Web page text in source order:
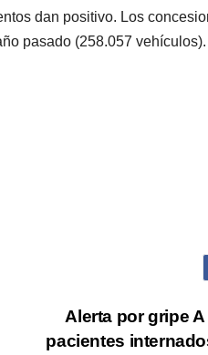
dan positivo. Los
pasado (258.057 vehículos).
Alerta por gripe
pacientes